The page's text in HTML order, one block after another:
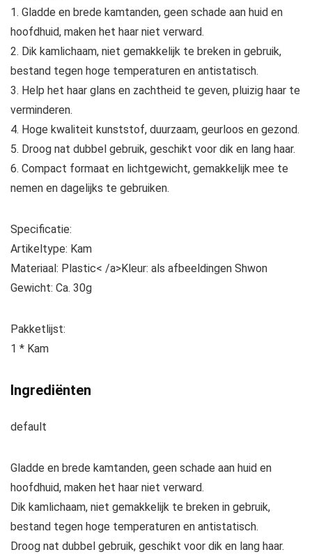
1. Gladde en brede kamtanden, geen schade aan huid en
hoofdhuid, maken het haar niet verward.
2. Dik kamlichaam, niet gemakkelijk te breken in gebruik,
bestand tegen hoge temperaturen en antistatisch.
3. Help het haar glans en zachtheid te geven, pluizig haar te
verminderen.
4. Hoge kwaliteit kunststof, duurzaam, geurloos en gezond.
5. Droog nat dubbel gebruik, geschikt voor dik en lang haar.
6. Compact formaat en lichtgewicht, gemakkelijk mee te
nemen en dagelijks te gebruiken.
Specificatie:
Artikeltype: Kam
Materiaal: Plastic< /a>Kleur: als afbeeldingen Shwon
Gewicht: Ca. 30g
Pakketlijst:
1 * Kam
Ingrediënten
default
Gladde en brede kamtanden, geen schade aan huid en
hoofdhuid, maken het haar niet verward.
Dik kamlichaam, niet gemakkelijk te breken in gebruik,
bestand tegen hoge temperaturen en antistatisch.
Droog nat dubbel gebruik, geschikt voor dik en lang haar.